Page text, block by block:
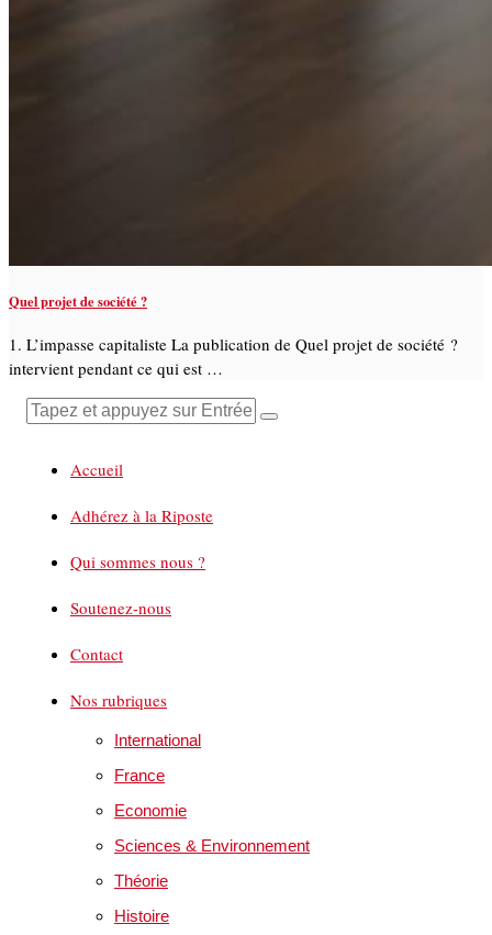
Quel projet de société ?
1. L’impasse capitaliste La publication de Quel projet de société ?
intervient pendant ce qui est …
Accueil
Adhérez à la Riposte
Qui sommes nous ?
Soutenez-nous
Contact
Nos rubriques
International
France
Economie
Sciences & Environnement
Théorie
Histoire